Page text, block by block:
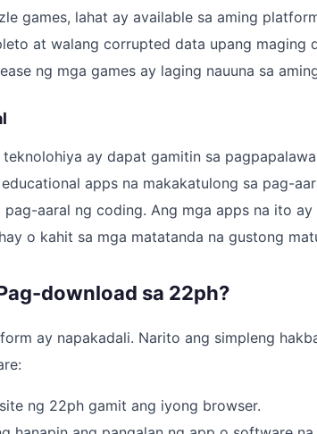
games, lahat ay available sa aming
at walang corrupted data upang maging
ng mga games ay laging nauuna sa
ay dapat gamitin sa
apps na makakatulong sa pag-
pag-aaral ng coding. Ang mga apps na ito
o kahit sa mga matatanda na gustong
download sa 22ph?
ay napakadali. Narito ang simpleng
ng 22ph gamit ang iyong browser.